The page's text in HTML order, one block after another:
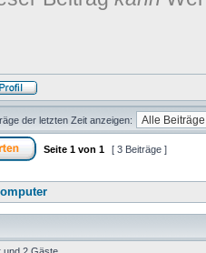
der letzten Zeit anzeigen:
Seite 1 von 1 [ 3 Beiträge ]